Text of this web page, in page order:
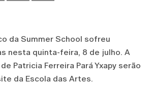
da Summer School sofreu
nesta quinta-feira, 8 de julho. A
Patricia Ferreira Pará Yxapy serão
da Escola das Artes.